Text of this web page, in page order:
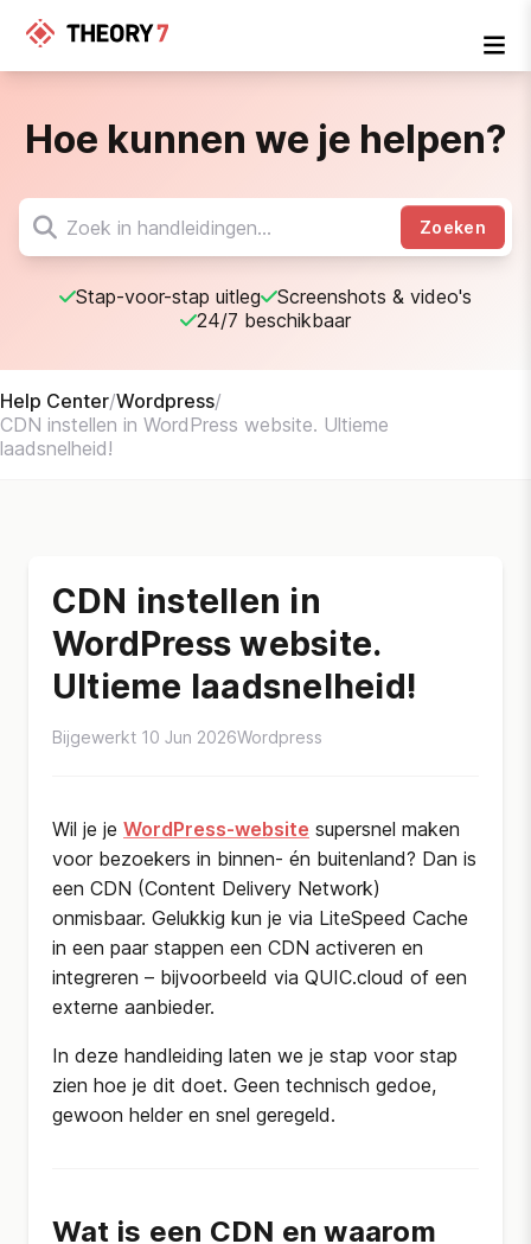
Hoe kunnen we je helpen?
Zoeken
Stap-voor-stap uitleg
Screenshots & video's
24/7 beschikbaar
Help Center/Wordpress/
CDN instellen in WordPress website. Ultieme
laadsnelheid!
CDN instellen in
WordPress website.
Ultieme laadsnelheid!
Bijgewerkt 10 Jun 2026Wordpress
Wil je je WordPress-website supersnel maken
voor bezoekers in binnen- én buitenland? Dan is
een CDN (Content Delivery Network)
onmisbaar. Gelukkig kun je via LiteSpeed Cache
in een paar stappen een CDN activeren en
integreren – bijvoorbeeld via QUIC.cloud of een
externe aanbieder.
In deze handleiding laten we je stap voor stap
zien hoe je dit doet. Geen technisch gedoe,
gewoon helder en snel geregeld.
Wat is een CDN en waarom